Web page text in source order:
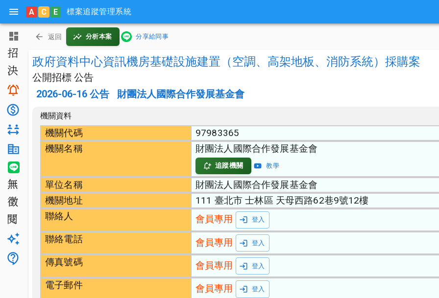
A C E 標案追蹤管理系統
主頁
招標公告
決標公告
搜尋與追蹤
對手分析
機關生態分析
無法決標
公開徵求
公開閱覽
升級方案
客服
返回 分析本案 分享給同事
政府資料中心資訊機房基礎設施建置（空調、高架地板、消防系統）採購案
公開招標 公告
2026-06-16 公告 財團法人國際合作發展基金會
機關資料
機關代碼
97983365
機關名稱
財團法人國際合作發展基金會
追蹤機關 教學
單位名稱
財團法人國際合作發展基金會
機關地址
111 臺北市 士林區 天母西路62巷9號12樓
聯絡人
會員專用 登入
聯絡電話 會員專用 登入
傳真號碼 會員專用 登入
電子郵件 會員專用 登入